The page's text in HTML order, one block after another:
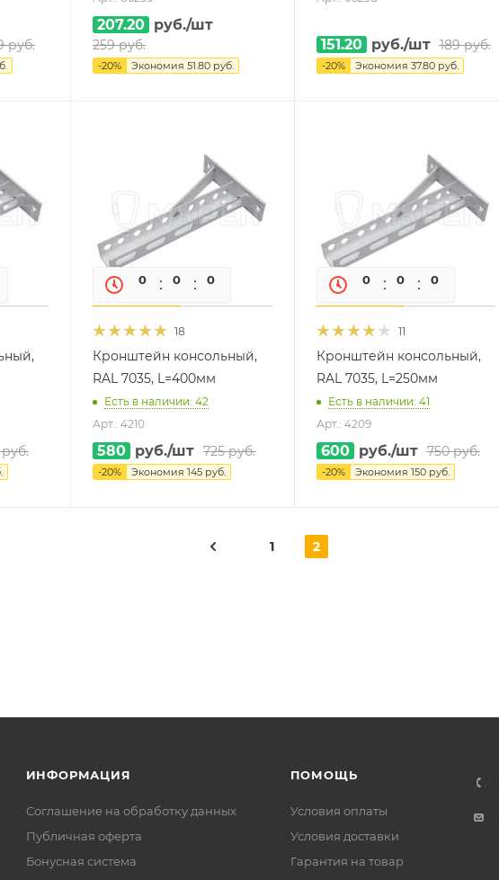
руб.
207.20 руб./шт
259руб.
-20% Экономия51.80 руб.
151.20 руб./шт 189руб.
-20% Экономия 37.80руб.
0 0 0
18
Кронштейн консольный,
RAL 7035, L=400мм
Есть в наличии: 42
Арт.: 4210
580 руб./шт 725руб.
-20% Экономия145 руб.
0 0 0
11
Кронштейн консольный,
RAL 7035, L=250мм
Есть в наличии: 41
Арт.: 4209
600 руб./шт 750руб.
-20% Экономия 150руб.
1 2
ИНФОРМАЦИЯ
Соглашение на обработку данных
Публичная оферта
Бонусная система
ПОМОЩЬ
Условия оплаты
Условия доставки
Гарантия на товар